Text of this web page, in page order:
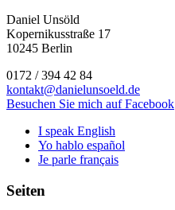
Daniel Unsöld
Kopernikusstraße 17
10245 Berlin
0172 / 394 42 84
kontakt@danielunsoeld.de
Besuchen Sie mich auf Facebook
I speak English
Yo hablo español
Je parle français
Seiten